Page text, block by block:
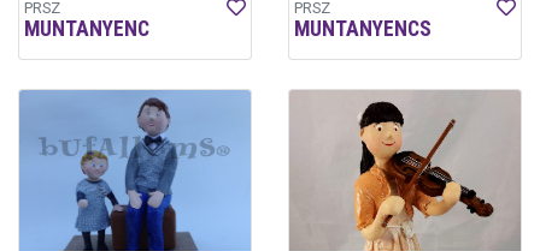
PRSZ
MUNTANYENC
PRSZ
MUNTANYENCS